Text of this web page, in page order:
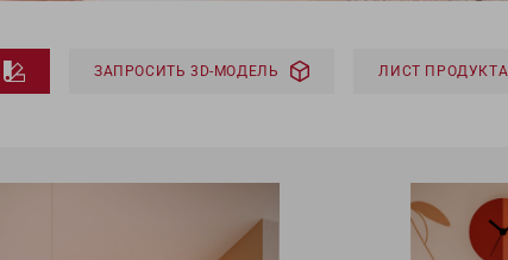
ЗАПРОСИТЬ 3D-МОДЕЛЬ ЛИСТ ПРОДУКТА